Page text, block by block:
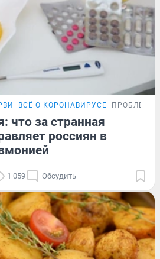
ВСЁ О КОРОНАВИРУСЕ ПРОБЛЕМА
что за странная
россиян в
1 059 Обсудить